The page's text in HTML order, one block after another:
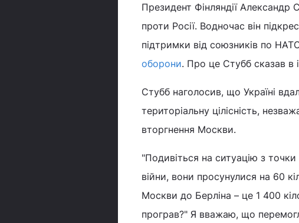
Президент Фінляндії Александр
проти Росії. Водночас він
підтримки від союзників по
оборони. Про це Стубб сказав в
Стубб наголосив, що Україні
територіальну цілісність,
вторгнення Москви.
"Подивіться на ситуацію з
війни, вони просунулися на 60
Москви до Берліна – це 1 400
програв?" Я вважаю, що